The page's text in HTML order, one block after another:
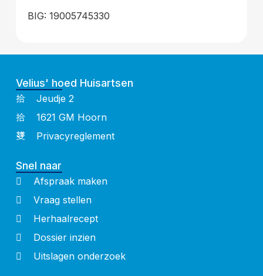
BIG: 19005745330
Velius' hoed Huisartsen
Jeudje 2
1621 GM Hoorn
Privacyreglement
Snel naar
Afspraak maken
Vraag stellen
Herhaalrecept
Dossier inzien
Uitslagen onderzoek